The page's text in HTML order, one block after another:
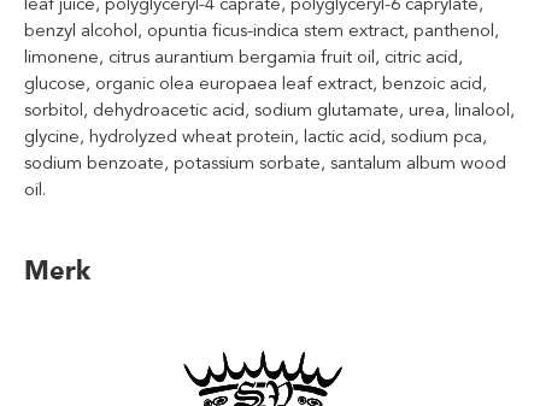
benzyl alcohol, opuntia ficus-indica stem extract, panthenol,
limonene, citrus aurantium bergamia fruit oil, citric acid,
glucose, organic olea europaea leaf extract, benzoic acid,
sorbitol, dehydroacetic acid, sodium glutamate, urea, linalool,
glycine, hydrolyzed wheat protein, lactic acid, sodium pca,
sodium benzoate, potassium sorbate, santalum album wood
oil.
Merk